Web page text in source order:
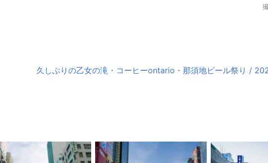
久しぶりの乙女の滝・コーヒーontario・那須地ビール祭り /